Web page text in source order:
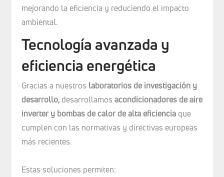
mejorando la eficiencia y reduciendo el impacto
ambiental.
Tecnología avanzada y
eficiencia energética
Gracias a nuestros laboratorios de investigación y
desarrollo,desarrollamos acondicionadores de aire
inverter y bombas de calor de alta eficienciaque
cumplen con las normativas y directivas europeas
más recientes.
Estas soluciones permiten: